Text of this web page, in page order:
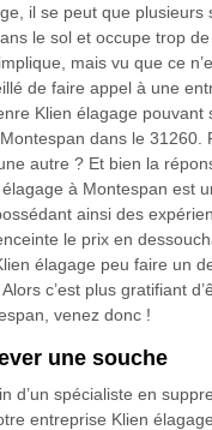
il se peut que plusieurs
le sol et occupe trop
mais vu que ce
de faire appel à une
Klien élagage pouvant
dans le 31260.
autre ? Et bien la
à Montespan est
ainsi des
le prix en
élagage peu faire un
c’est plus gratifiant
venez donc !
une souche
d’un spécialiste en
entreprise Klien